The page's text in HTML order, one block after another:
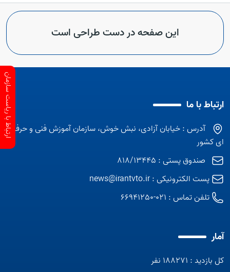
این صفحه در دست طراحی است
ارتباط با ما
آدرس : خیابان آزادی، نبش خوش، سازمان آموزش فنی و حرفه
ای کشور
صندوق پستی : 818/13445
پست الکترونیکی :news@irantvto.ir
تلفن تماس : 021-66941250
آمار
کل بازدید : 188271 نفر
ارتباط با ریاست سازمان